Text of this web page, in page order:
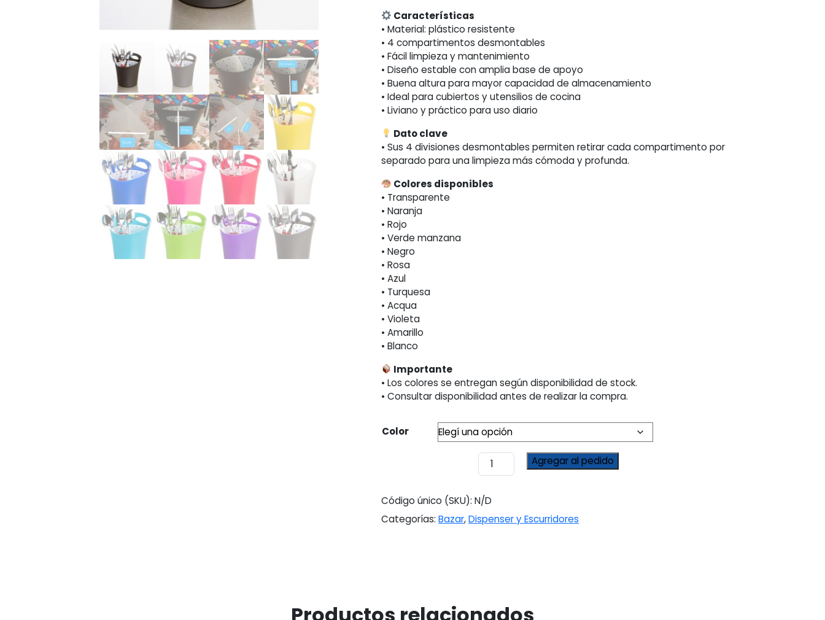
Características
• Material: plástico resistente
• 4 compartimentos desmontables
• Fácil limpieza y mantenimiento
• Diseño estable con amplia base de apoyo
• Buena altura para mayor capacidad de almacenamiento
• Ideal para cubiertos y utensilios de cocina
• Liviano y práctico para uso diario
Dato clave
• Sus 4 divisiones desmontables permiten retirar cada compartimento por
separado para una limpieza más cómoda y profunda.
Colores disponibles
• Transparente
• Naranja
• Rojo
• Verde manzana
• Negro
• Rosa
• Azul
• Turquesa
• Acqua
• Violeta
• Amarillo
• Blanco
Importante
• Los colores se entregan según disponibilidad de stock.
• Consultar disponibilidad antes de realizar la compra.
Color
Escurridor
de
Plástico
cantidad
Agregar al pedido
Código único (SKU): N/D
Categorías: Bazar,Dispenser y Escurridores